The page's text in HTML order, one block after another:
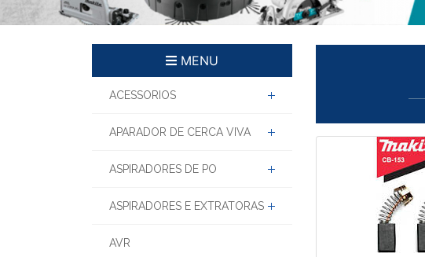
ACESSORIOS
APARADOR DE CERCA VIVA
ASPIRADORES DE PO
ASPIRADORES E EXTRATORAS